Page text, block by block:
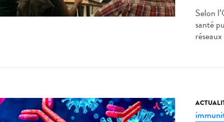
Selon
santé